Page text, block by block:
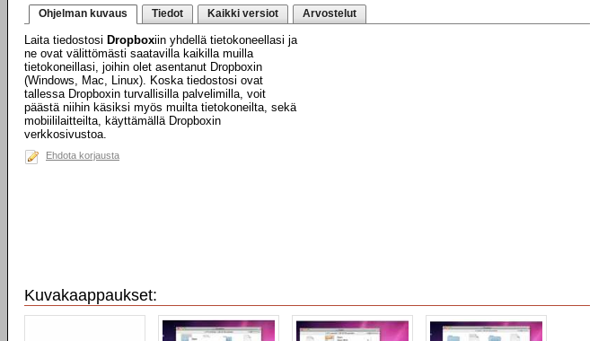
Ohjelman kuvaus Tiedot Kaikki versiot Arvostelut
Laita tiedostosi Dropboxiin yhdellä tietokoneellasi ja
ne ovat välittömästi saatavilla kaikilla muilla
tietokoneillasi, joihin olet asentanut Dropboxin
(Windows, Mac, Linux). Koska tiedostosi ovat
tallessa Dropboxin turvallisilla palvelimilla, voit
päästä niihin käsiksi myös muilta tietokoneilta, sekä
mobiililaitteilta, käyttämällä Dropboxin
verkkosivustoa.
Ehdota korjausta
Kuvakaappaukset: